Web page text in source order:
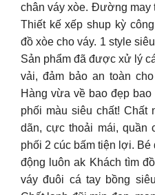
chân váy xòe. Đường may
Thiết kế xếp shup kỳ
đồ xòe cho váy. 1 style
Sản phẩm đã được xử lý
vải, đảm bảo an toàn
Hàng vừa về bao đẹp
phối màu siêu chất! Chất
dãn, cực thoải mái, quần
phối 2 cúc bấm tiện lợi.
động luôn ak Khách tìm
váy đuôi cá tay bồng